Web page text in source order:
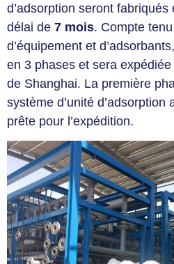
d’adsorption seront
délai de 7 mois. Compte
d’équipement et
en 3 phases et sera
de Shanghai. La première
système d’unité
prête pour l’expédition.